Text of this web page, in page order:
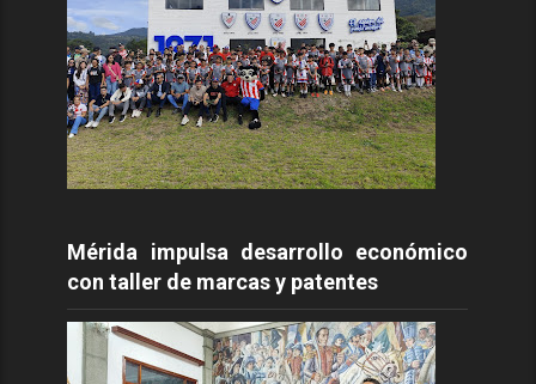
Mérida impulsa desarrollo económico
con taller de marcas y patentes